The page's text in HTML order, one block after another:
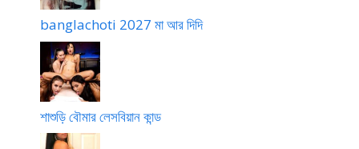
banglachoti 2027 মা আর দিদি
শাশুড়ি বৌমার লেসবিয়ান কান্ড